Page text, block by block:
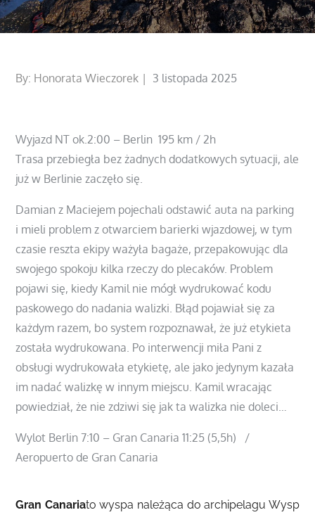
By: Honorata Wieczorek
Posted
3 listopada 2025
Wyjazd NT ok.2:00 – Berlin 195 km / 2h
Trasa przebiegła bez żadnych dodatkowych sytuacji, ale
już w Berlinie zaczęło się.
Damian z Maciejem pojechali odstawić auta na parking
i mieli problem z otwarciem barierki wjazdowej, w tym
czasie reszta ekipy ważyła bagaże, przepakowując dla
swojego spokoju kilka rzeczy do plecaków. Problem
pojawi się, kiedy Kamil nie mógł wydrukować kodu
paskowego do nadania walizki. Błąd pojawiał się za
każdym razem, bo system rozpoznawał, że już etykieta
została wydrukowana. Po interwencji miła Pani z
obsługi wydrukowała etykietę, ale jako jedynym kazała
im nadać walizkę w innym miejscu. Kamil wracając
powiedział, że nie zdziwi się jak ta walizka nie doleci…
Wylot Berlin 7:10 – Gran Canaria 11:25 (5,5h) /
Aeropuerto de Gran Canaria
Gran Canariato wyspa należąca do archipelagu Wysp